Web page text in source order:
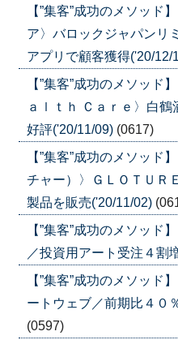
【”集客”成功のメソッド
ア〉バロックジャパンリ
アプリで顧客獲得('20/12/
【”集客”成功のメソッド
ａｌｔｈ Ｃａｒｅ〉白
好評('20/11/09) (0617)
【”集客”成功のメソッド
チャー）〉ＧＬＯＴＵＲ
製品を販売('20/11/02)
【”集客”成功のメソッド
／投資用アート受注４割
【”集客”成功のメソッド
ートウェブ／前期比４０
(0597)